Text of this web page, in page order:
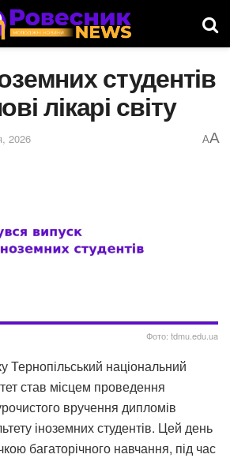
студентів
лікарі світу
2026 AA
Фото: tdmu.edu.ua
Тернопільський національний
став місцем проведення
вручення дипломів
іноземних студентів. Цей день
багаторічного навчання, під час